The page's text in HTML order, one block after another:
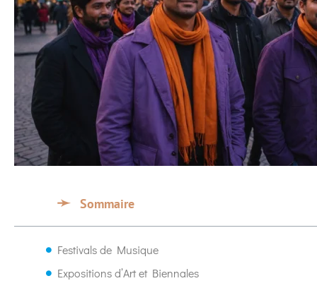
Sommaire
Festivals de Musique
Expositions d’Art et Biennales